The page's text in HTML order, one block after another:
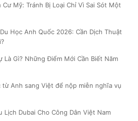
Mỹ: Tránh Bị Loại Chỉ Vì Sai Sót Một
Học Anh Quốc 2026: Cần Dịch Thuật
Là Gì? Những Điểm Mới Cần Biết Năm
từ Anh sang Việt để nộp miễn nghĩa vụ
Lịch Dubai Cho Công Dân Việt Nam